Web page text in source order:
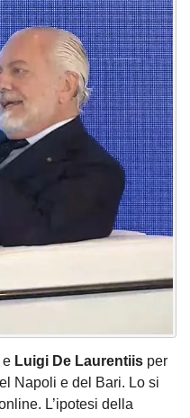
e Luigi De Laurentiis per
Napoli e del Bari. Lo si
L’ipotesi della